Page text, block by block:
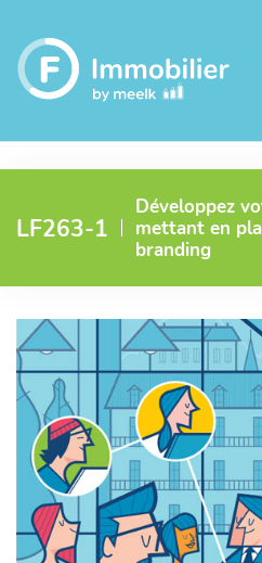
LF263-1
Développez
mettant en
branding